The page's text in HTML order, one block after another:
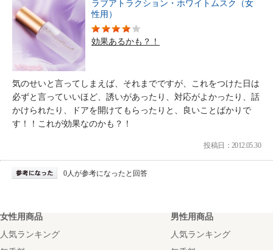
ラブアトラクション・ホワイトムスク（女
性用）
効果あるかも？！
気のせいと言ってしまえば、それまでですが、これをつけた日は
必ずと言っていいほど、誘いがあったり、対応がよかったり、話
かけられたり、ドアを開けてもらったりと、良いことばかりで
す！！これが効果なのかも？！
投稿日：2012.05.30
0人が参考になったと回答
女性用商品
人気ランキング
男性用商品
人気ランキング